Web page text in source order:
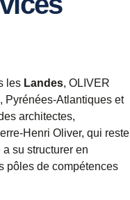
les Landes, OLIVER
Atlantiques et
architectes,
Henri Oliver, qui reste
su structurer en
pôles de compétences